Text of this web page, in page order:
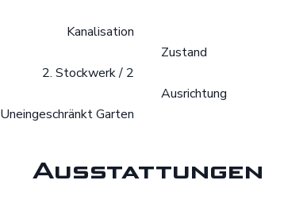
Kanalisation
Zustand
2. Stockwerk / 2
Ausrichtung
Uneingeschränkt Garten
Ausstattungen